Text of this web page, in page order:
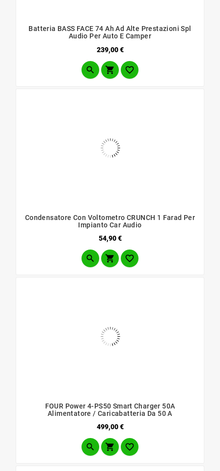
Batteria BASS FACE 74 Ah Ad Alte Prestazioni Spl
Audio Per Auto E Camper
239,00 €Prezzo
  
Condensatore Con Voltometro CRUNCH 1 Farad Per
Impianto Car Audio
54,90 €Prezzo
  
FOUR Power 4-PS50 Smart Charger 50A
Alimentatore / Caricabatteria Da 50 A
499,00 €Prezzo
  